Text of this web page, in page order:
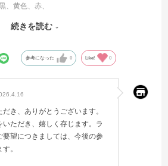
、黄色、赤、
続きを読む
参考になった 0 Like! 0
き、ありがとうございます。
ただき、嬉しく存じます。ラ
要望につきましては、今後の参
。